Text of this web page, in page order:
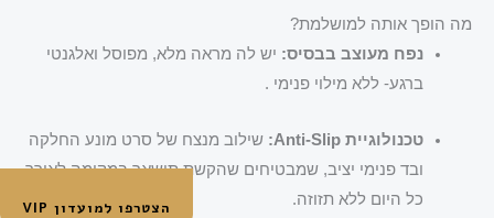
מה הופך אותה למושלמת?
נפח מעוצב בבסיס: יש לה מראה מלא, מפוסל ואלגנטי
ברגע- ללא מילוי פנימי .
טכנולוגיית Anti-Slip:
שילוב מנצח של סרט מונע החלקה
ובד פנימי יציב, שמבטיחים שהקשת תישאר במקומה לאורך
כל היום ללא תזוזה.
הצטרפו למועדון VIP